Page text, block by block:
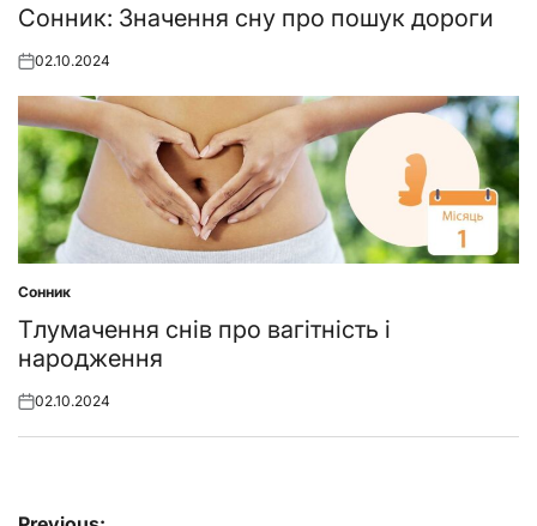
in
Сонник: Значення сну про пошук дороги
Posted
02.10.2024
Posted
in
Сонник
Тлумачення снів про вагітність і
народження
Posted
02.10.2024